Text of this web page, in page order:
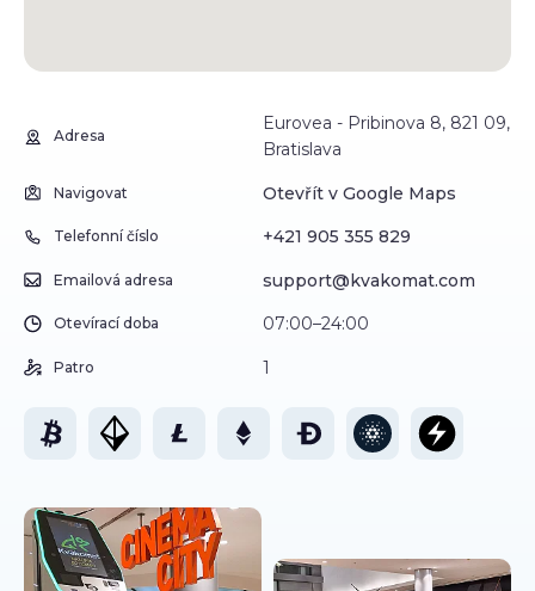
Adresa
Eurovea - Pribinova 8, 821 09,
Bratislava
Navigovat Otevřít v Google Maps
Telefonní číslo +421 905 355 829
Emailová adresa support@kvakomat.com
Otevírací doba 07:00–24:00
Patro 1